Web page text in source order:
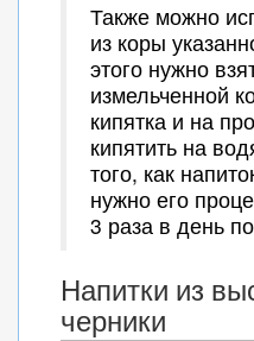
Также можно
из коры
этого нужно
измельченной
кипятка и на
кипятить на
того, как
нужно его
3 раза в день
Напитки из
черники